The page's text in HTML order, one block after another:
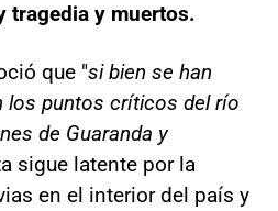
tragedia y muertos.
que "si bien se han
los puntos críticos del río
de Guaranda y
sigue latente por la
en el interior del país y